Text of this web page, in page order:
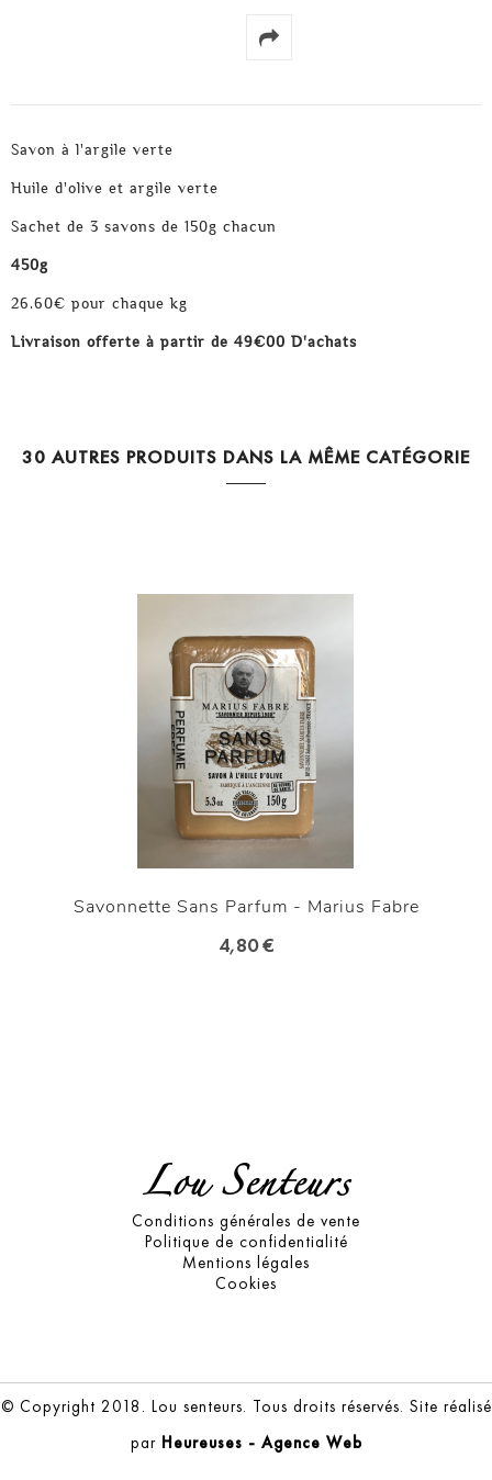
Savon à l'argile verte
Huile d'olive et argile verte
Sachet de 3 savons de 150g chacun
450g
26.60€ pour chaque kg
Livraison offerte à partir de 49€00 D'achats
30 AUTRES PRODUITS DANS LA MÊME CATÉGORIE
Savonnette Sans Parfum - Marius Fabre
4,80 €
Lou Senteurs
Conditions générales de vente
Politique de confidentialité
Mentions légales
Cookies
© Copyright 2018. Lou senteurs. Tous droits réservés. Site réalisé
par Heureuses - Agence Web